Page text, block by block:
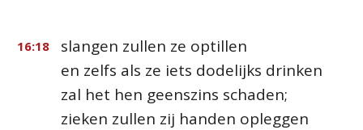
16:18
slangen zullen ze optillen
en zelfs als ze iets dodelijks drinken
zal het hen geenszins schaden;
zieken zullen zij handen opleggen